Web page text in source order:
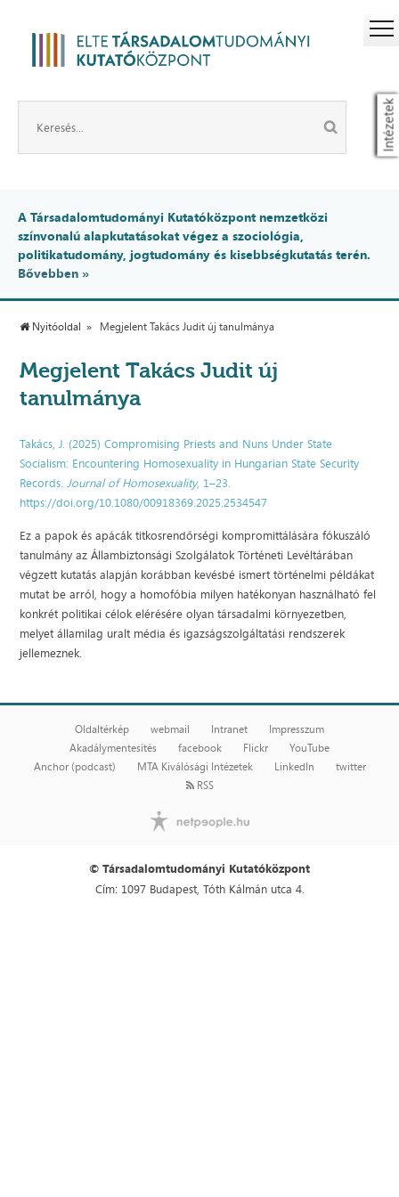
Intézetek
A Társadalomtudományi Kutatóközpont nemzetközi
színvonalú alapkutatásokat végez a szociológia,
politikatudomány, jogtudomány és kisebbségkutatás terén.
Bővebben »
Nyitóoldal Megjelent Takács Judit új tanulmánya
Megjelent Takács Judit új
tanulmánya
Takács, J. (2025) Compromising Priests and Nuns Under State
Socialism: Encountering Homosexuality in Hungarian State Security
Records.Journal of Homosexuality, 1–23.
https://doi.org/10.1080/00918369.2025.2534547
Ez a papok és apácák titkosrendőrségi kompromittálására fókuszáló
tanulmány az Állambiztonsági Szolgálatok Történeti Levéltárában
végzett kutatás alapján korábban kevésbé ismert történelmi példákat
mutat be arról, hogy a homofóbia milyen hatékonyan használható fel
konkrét politikai célok elérésére olyan társadalmi környezetben,
melyet államilag uralt média és igazságszolgáltatási rendszerek
jellemeznek.
Oldaltérkép webmail Intranet
Impresszum
Akadálymentesítés
facebook Flickr
YouTube
Anchor (podcast)
MTA Kiválósági Intézetek LinkedIn
twitter
RSS
© Társadalomtudományi Kutatóközpont
Cím: 1097 Budapest, Tóth Kálmán utca 4.